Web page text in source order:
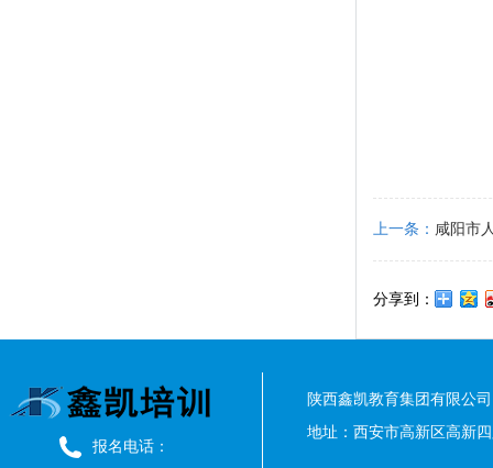
上一条： 咸阳市
分享到：
报名电话：
陕西鑫凯教育集团有限公
地址：西安市高新区高新